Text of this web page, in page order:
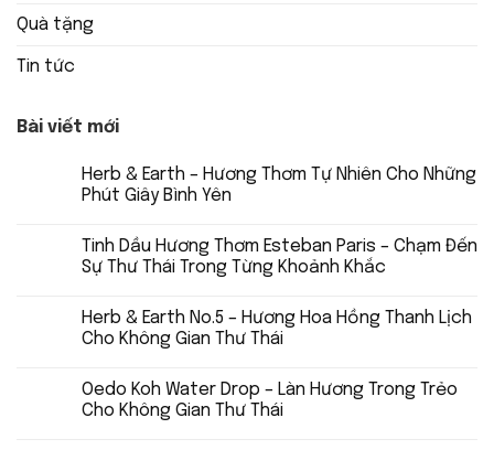
Quà tặng
Tin tức
Bài viết mới
Herb & Earth – Hương Thơm Tự Nhiên Cho Những
Phút Giây Bình Yên
Tinh Dầu Hương Thơm Esteban Paris – Chạm Đến
Sự Thư Thái Trong Từng Khoảnh Khắc
Herb & Earth No.5 – Hương Hoa Hồng Thanh Lịch
Cho Không Gian Thư Thái
Oedo Koh Water Drop – Làn Hương Trong Trẻo
Cho Không Gian Thư Thái